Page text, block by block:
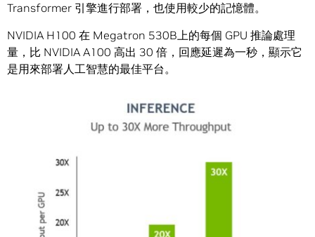
Transformer 引擎進行部署，也使用較少的記憶體。
NVIDIA H100 在 Megatron 530B上的每個 GPU 推論處理
量，比 NVIDIA A100 高出 30 倍，回應延遲為一秒，顯示它
是用來部署人工智慧的最佳平台。